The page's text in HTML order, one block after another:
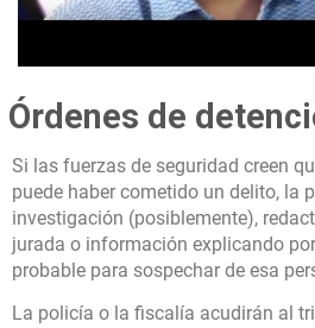
Órdenes de
Si las fuerzas de seguridad creen
puede haber cometido un delito, la
investigación (posiblemente),
jurada o información explicando
probable para sospechar de esa
La policía o la fiscalía acudirán al